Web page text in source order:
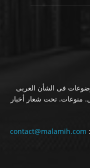
فى الشأن العربى
منوعات. تحت شعار أخبار
contact@malamih.com